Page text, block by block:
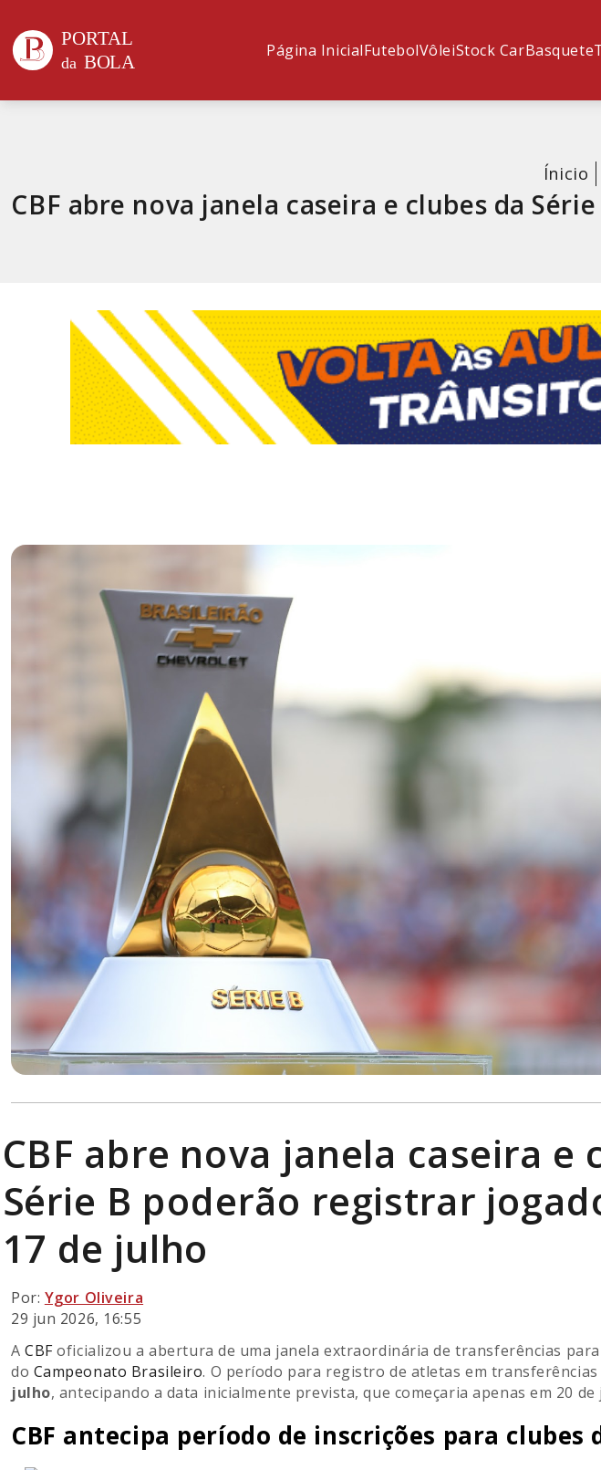
Página InicialFutebolVôleiStock CarBasquete
Ínicio
CBF abre nova janela caseira e clubes da
CBF abre nova janela caseira e
Série B poderão registrar
17 de julho
Por: Ygor Oliveira
29 jun 2026, 16:55
ACBFoficializou a abertura de uma janela extraordinária de transferências para
do Campeonato Brasileiro. O período para registro de atletas em transferências
julho, antecipando a data inicialmente prevista, que começaria apenas em 20 de
CBF antecipa período de inscrições para clubes